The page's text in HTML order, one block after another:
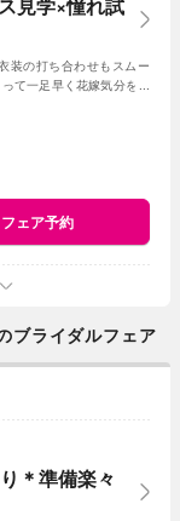
装の打ち合わせもスムー
て一足早く花嫁気分を体
フェア予約
ライダルフェア
＊準備楽々